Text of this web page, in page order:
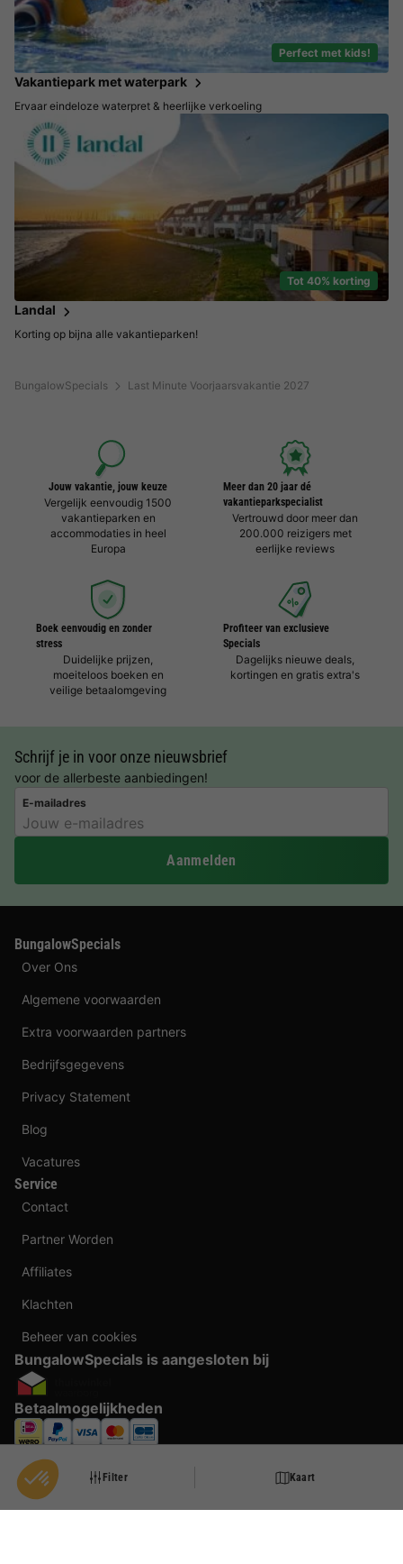
BungalowSpecials Last Minute Voorjaarsvakantie 2027
Filter Kaart
Perfect met kids!
Vakantiepark met waterpark
Ervaar eindeloze waterpret & heerlijke verkoeling
Tot 40% korting
Landal
Korting op bijna alle vakantieparken!
Jouw vakantie, jouw keuze
Vergelijk eenvoudig 1500
vakantieparken en
accommodaties in heel
Europa
Meer dan 20 jaar dé
vakantieparkspecialist
Vertrouwd door meer dan
200.000 reizigers met
eerlijke reviews
Boek eenvoudig en zonder
stress
Duidelijke prijzen,
moeiteloos boeken en
veilige betaalomgeving
Profiteer van exclusieve
Specials
Dagelijks nieuwe deals,
kortingen en gratis extra's
Schrijf je in voor onze nieuwsbrief
voor de allerbeste aanbiedingen!
E-mailadres
Aanmelden
BungalowSpecials
Over Ons
Algemene voorwaarden
Extra voorwaarden partners
Bedrijfsgegevens
Privacy Statement
Blog
Vacatures
Service
Contact
Partner Worden
Affiliates
Klachten
Beheer van cookies
BungalowSpecials is aangesloten bij
Betaalmogelijkheden